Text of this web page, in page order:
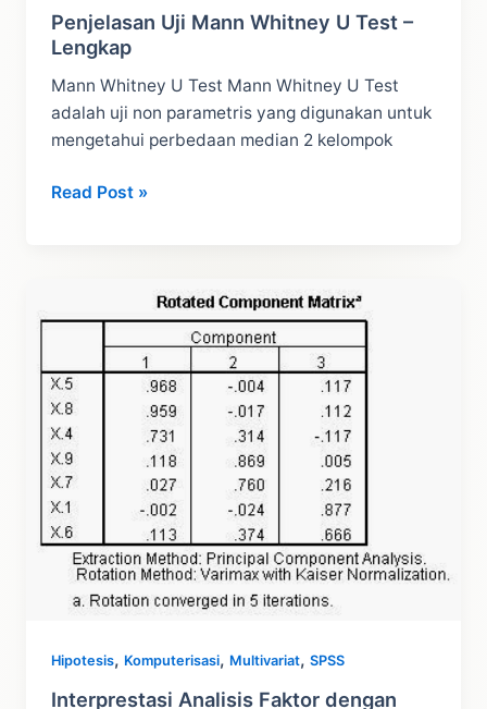
Penjelasan Uji Mann Whitney U Test –
Lengkap
Mann Whitney U Test Mann Whitney U Test
adalah uji non parametris yang digunakan untuk
mengetahui perbedaan median 2 kelompok
Penjelasan
Test
Lengkap
Read Post »
Hipotesis, Komputerisasi, Multivariat,SPSS
Interprestasi Analisis Faktor dengan